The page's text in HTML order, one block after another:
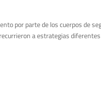
por parte de los cuerpos de
a estrategias